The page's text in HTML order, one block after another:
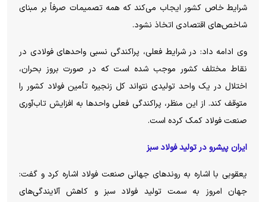
شرایط خاص کشور ایجاب می‌کند که همه تصمیمات صرفاً بر مبنای
شاخص‌های اقتصادی اتخاذ نشود.
وی ادامه داد: در شرایط فعلی، پراکندگی نسبی واحد‌های فولادی در
نقاط مختلف کشور موجب شده است که در صورت بروز بحران،
اختلال در یک واحد تولیدی نتواند کل زنجیره تأمین فولاد کشور را
متوقف کند. از این منظر، پراکندگی فعلی واحد‌ها به افزایش تاب‌آوری
صنعت فولاد کمک کرده است.
ایران پیشرو در تولید فولاد سبز
یعقوبی با اشاره به روند‌های جهانی صنعت فولاد اشاره کرد و گفت:
جهان امروز به سمت تولید فولاد سبز و کاهش آلایندگی‌های